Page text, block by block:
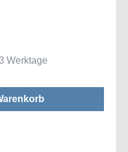
Werktage
Wert ein